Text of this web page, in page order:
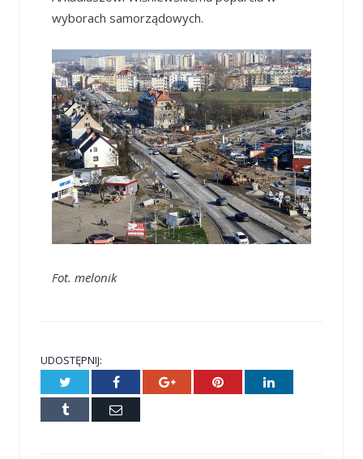
wyborach samorządowych.
Fot. melonik
UDOSTĘPNIJ:
Twitter Facebook Google+ Pinterest LinkedIn
Tumblr
E-